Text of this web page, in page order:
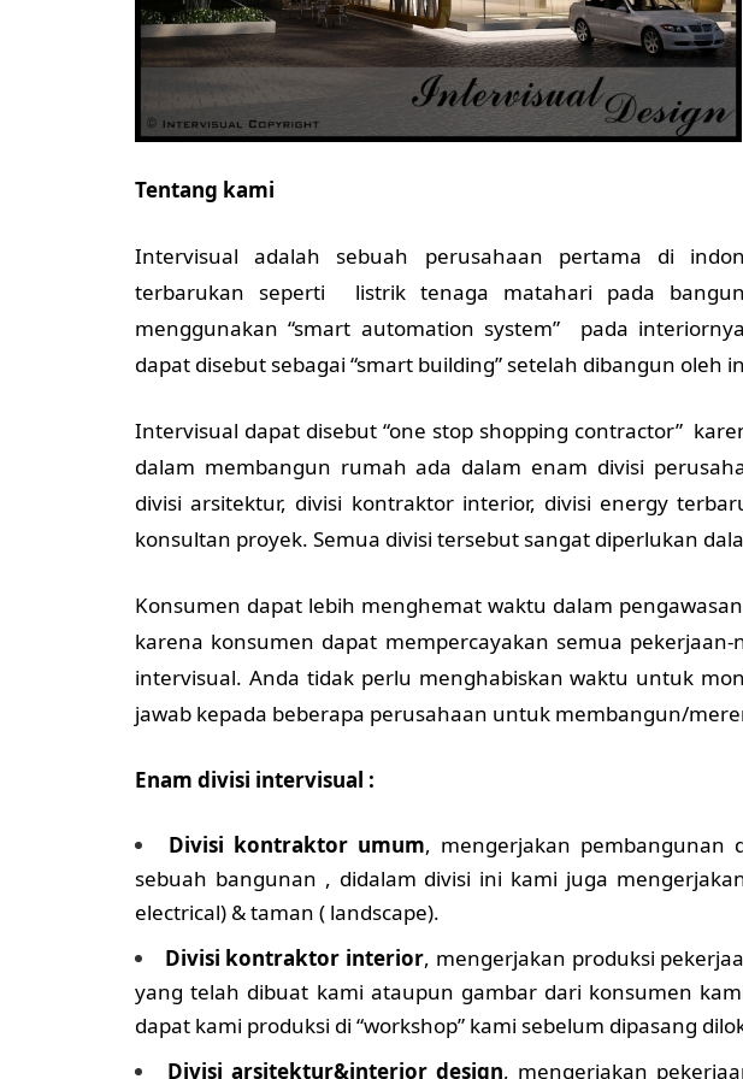
Tentang kami
Intervisual adalah sebuah perusahaan pertama di
terbarukan seperti listrik tenaga matahari pada
menggunakan “smart automation system” pada
dapat disebut sebagai “smart building” setelah dibangun oleh
Intervisual dapat disebut “one stop shopping contractor”
dalam membangun rumah ada dalam enam divisi
divisi arsitektur, divisi kontraktor interior, divisi energy
konsultan proyek. Semua divisi tersebut sangat diperlukan
Konsumen dapat lebih menghemat waktu dalam
karena konsumen dapat mempercayakan semua
intervisual. Anda tidak perlu menghabiskan waktu untuk
jawab kepada beberapa perusahaan untuk membangun/
Enam divisi intervisual :
Divisi kontraktor umum, mengerjakan pembangunan
sebuah bangunan , didalam divisi ini kami juga
electrical) & taman ( landscape).
Divisi kontraktor interior, mengerjakan produksi
yang telah dibuat kami ataupun gambar dari konsumen
dapat kami produksi di “workshop” kami sebelum dipasang
Divisi arsitektur&interior design, mengerjakan